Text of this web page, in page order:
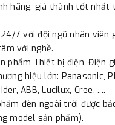
hãng, giá thành tốt nhất
7 với đội ngũ nhân viên
với nghề.
phẩm Thiết bị điện, Điện
hiệu lớn: Panasonic,
ABB, Lucilux, Cree, ....
đèn ngoài trời được
model sản phẩm).